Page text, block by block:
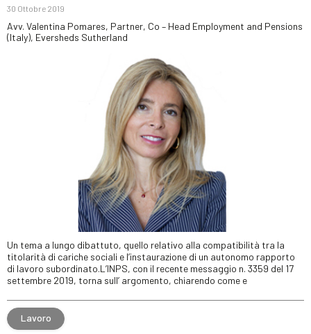
30 Ottobre 2019
Avv. Valentina Pomares, Partner, Co – Head Employment and Pensions
(Italy), Eversheds Sutherland
Un tema a lungo dibattuto, quello relativo alla compatibilità tra la
titolarità di cariche sociali e l’instaurazione di un autonomo rapporto
di lavoro subordinato.L’INPS, con il recente messaggio n. 3359 del 17
settembre 2019, torna sull’ argomento, chiarendo come e
Lavoro